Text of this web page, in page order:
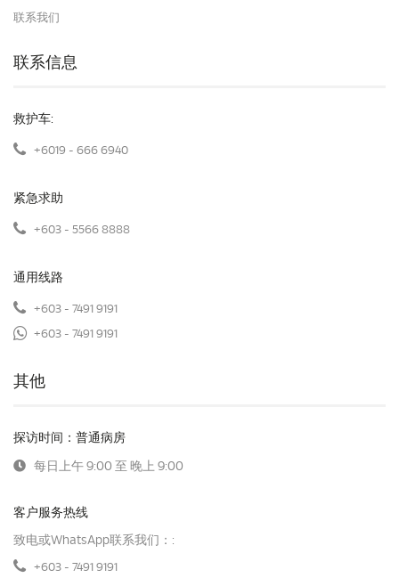
联系我们
联系信息
救护车:
+6019 - 666 6940
紧急求助
+603 - 5566 8888
通用线路
+603 - 7491 9191
+603 - 7491 9191
其他
探访时间：普通病房
每日上午 9:00 至 晚上 9:00
客户服务热线
致电或WhatsApp联系我们：:
+603 - 7491 9191